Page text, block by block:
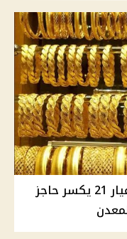
ارتفاع جديد بأسعار الذهب بمصر. عيار 21 يكسر حاجز